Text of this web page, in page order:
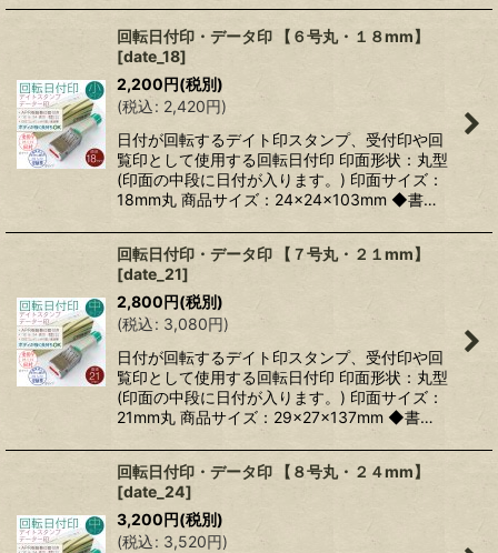
回転日付印・データ印 【６号丸・１８mm】
[date_18]
2,200円(税別)
(税込: 2,420円)
日付が回転するデイト印スタンプ、受付印や回
覧印として使用する回転日付印 印面形状：丸型
(印面の中段に日付が入ります。) 印面サイズ：
18mm丸 商品サイズ：24×24×103mm ◆書…
回転日付印・データ印 【７号丸・２１mm】
[date_21]
2,800円(税別)
(税込: 3,080円)
日付が回転するデイト印スタンプ、受付印や回
覧印として使用する回転日付印 印面形状：丸型
(印面の中段に日付が入ります。) 印面サイズ：
21mm丸 商品サイズ：29×27×137mm ◆書…
回転日付印・データ印 【８号丸・２４mm】
[date_24]
3,200円(税別)
(税込: 3,520円)